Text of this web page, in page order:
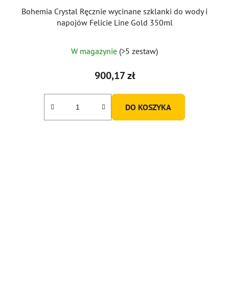
Bohemia Crystal Ręcznie wycinane szklanki do wody i
napojów Felicie Line Gold 350ml
W magazynie (>5 zestaw)
900,17 zł
DO KOSZYKA